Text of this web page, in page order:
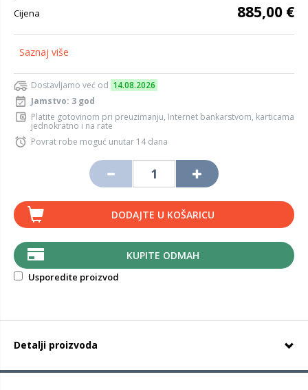
Cijena 885,00 €
Saznaj više
Dostavljamo već od 14.08.2026
Jamstvo: 3 god
Platite gotovinom pri preuzimanju, Internet bankarstvom, karticama
jednokratno i na rate
Povrat robe moguć unutar 14 dana
DODAJTE U KOŠARICU
KUPITE ODMAH
Usporedite proizvod
Detalji proizvoda